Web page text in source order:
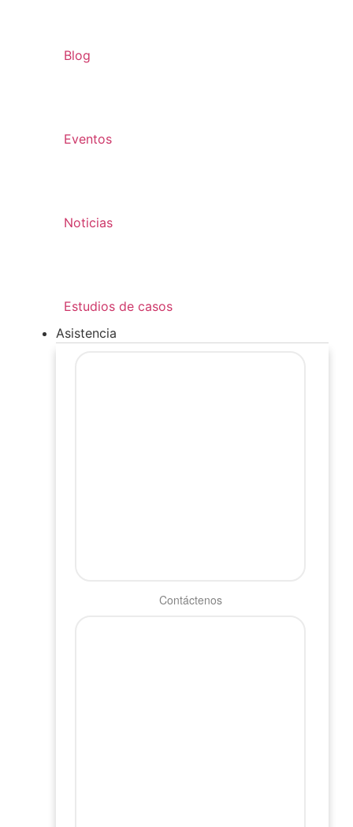
Blog
Eventos
Noticias
Estudios de casos
Asistencia
Contáctenos